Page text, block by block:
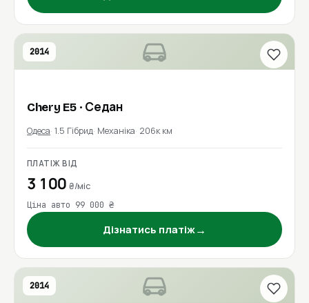
2014
Chery E5 · Седан
Одеса 1.5 Гібрид Механіка 206к км
ПЛАТІЖ ВІД
3 100₴/міс
Ціна авто 99 000 ₴
Дізнатись платіж→
2014